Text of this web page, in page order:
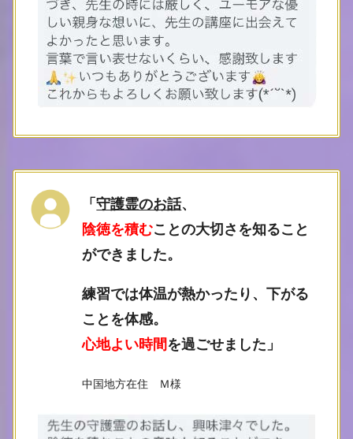
「守護霊のお話、
陰徳を積むことの大切さを知ること
ができました。
練習では体温が熱かったり、下がる
ことを体感。
心地よい時間を過ごせました 」
中国地方在住 Ｍ様